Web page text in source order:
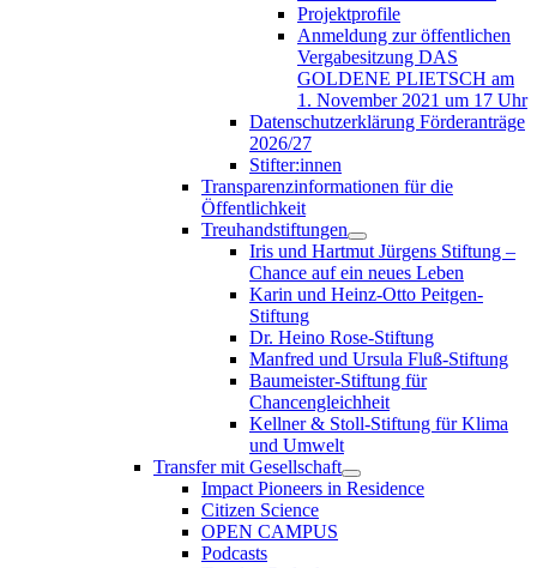
Projektprofile
Anmeldung zur öffentlichen
Vergabesitzung DAS
GOLDENE PLIETSCH am
1. November 2021 um 17 Uhr
Datenschutzerklärung Förderanträge
2026/27
Stifter:innen
Transparenzinformationen für die
Öffentlichkeit
Treuhandstiftungen
Iris und Hartmut Jürgens Stiftung –
Chance auf ein neues Leben
Karin und Heinz-Otto Peitgen-
Stiftung
Dr. Heino Rose-Stiftung
Manfred und Ursula Fluß-Stiftung
Baumeister-Stiftung für
Chancengleichheit
Kellner & Stoll-Stiftung für Klima
und Umwelt
Transfer mit Gesellschaft
Impact Pioneers in Residence
Citizen Science
OPEN CAMPUS
Podcasts